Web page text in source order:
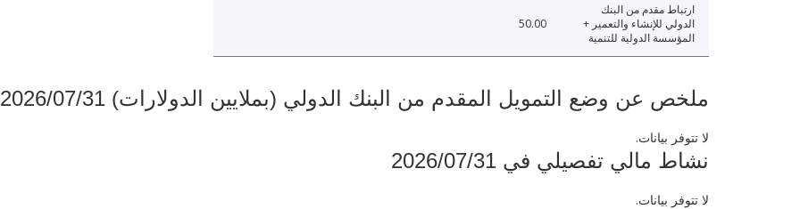
ارتباط مقدم من البنك
الدولي للإنشاء والتعمير +
المؤسسة الدولية للتنمية
50.00
ملخص عن وضع التمويل المقدم من البنك الدولي (بملايين الدولارات) 2026/07/31
لا تتوفر بيانات.
نشاط مالي تفصيلي في 2026/07/31
لا تتوفر بيانات.